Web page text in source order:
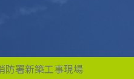
防署新築工事現場